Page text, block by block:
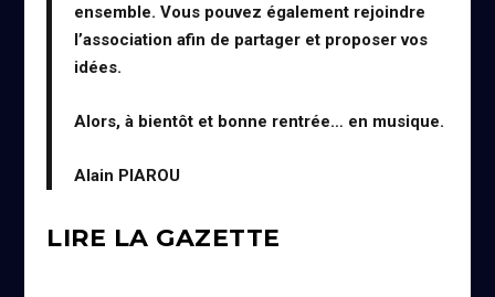
ensemble. Vous pouvez également rejoindre
l’association afin de partager et proposer vos
idées.
Alors, à bientôt et bonne rentrée… en musique.
Alain PIAROU
LIRE LA GAZETTE